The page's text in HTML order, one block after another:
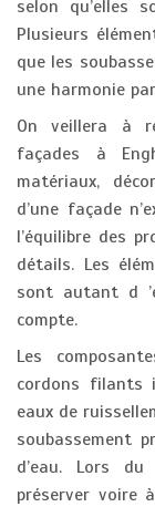
selon qu’elles
Plusieurs
que les
une harmonie
On veillera à
façades à
matériaux,
d’une façade
l’équilibre des
détails. Les
sont autant d
compte.
Les
cordons filants
eaux de
soubassement
d’eau. Lors
préserver voire